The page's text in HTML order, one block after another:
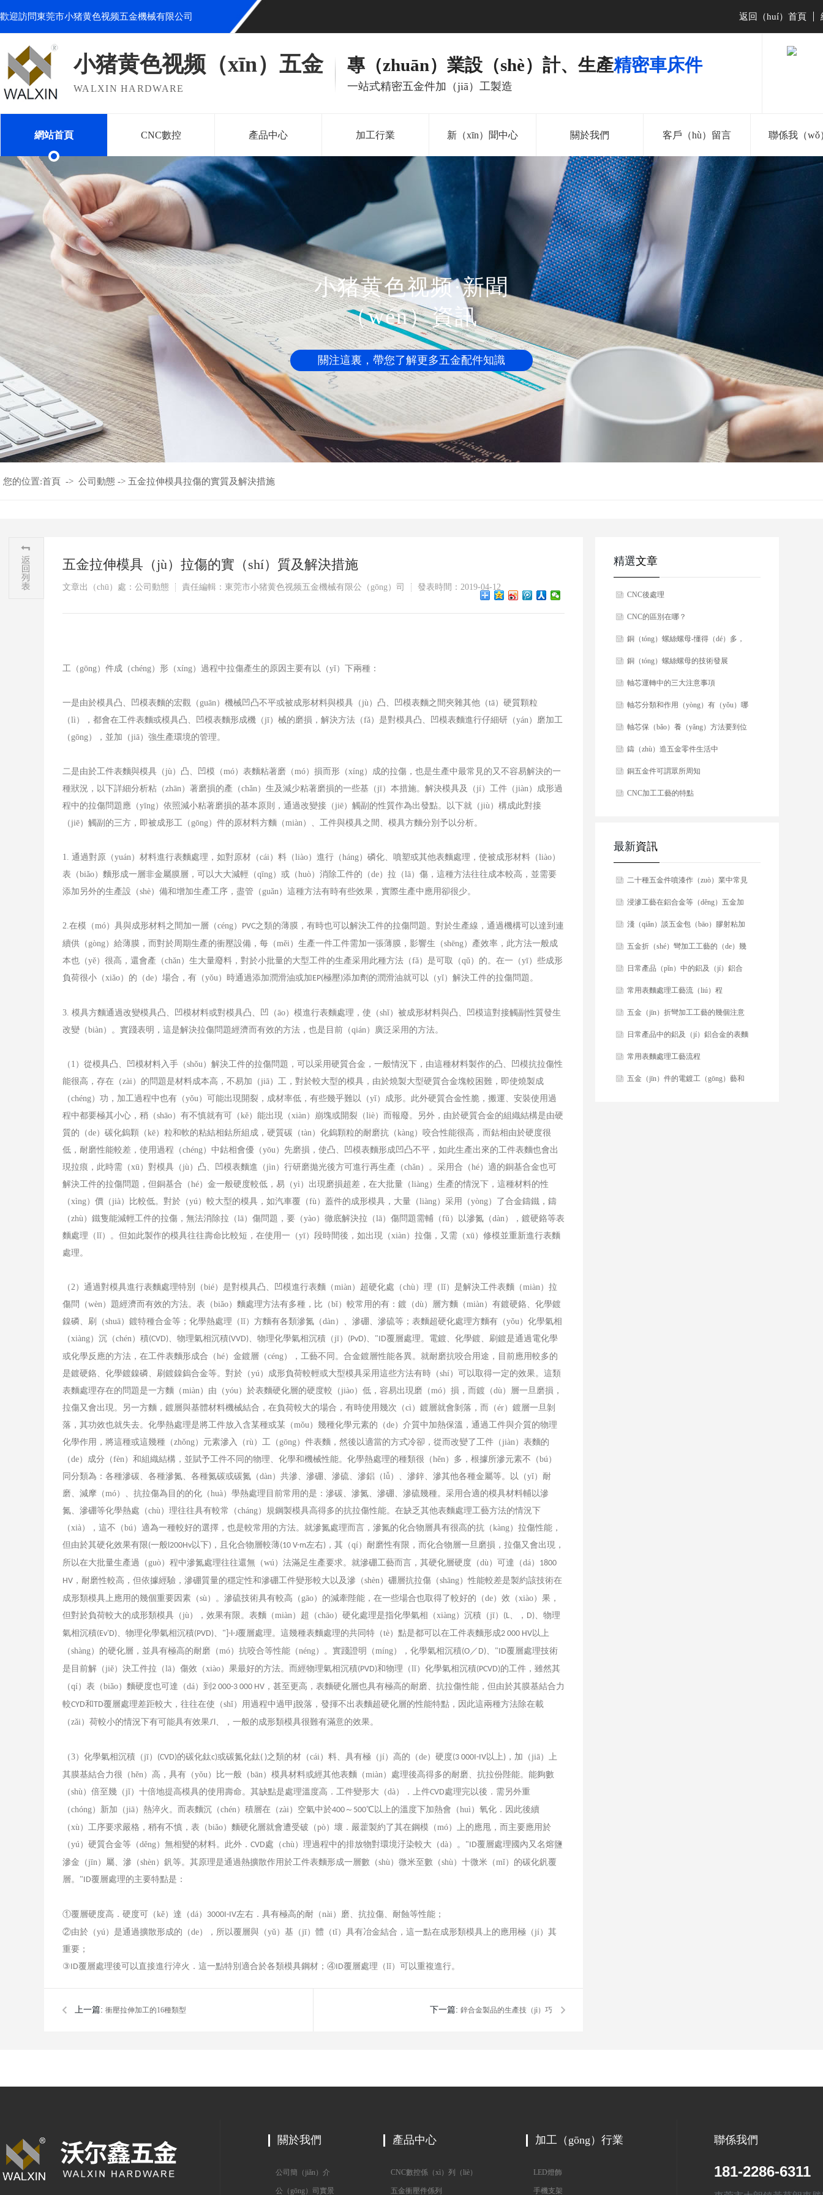
歡迎訪問東莞市小猪黄色视频五金機械有限公司 返回（huí）首頁
小猪黄色视频（xīn）五金
WALXIN HARDWARE
專（zhuān）業設（shè）計、生產精密車床件
一站式精密五金件加（jiā）工製造
181-
138-2527-
網站首頁 CNC數控 產品中心 加工行業 新（xīn）聞中心 關於我們 客戶（hù）留言 聯係我（wǒ
小猪黄色视频·新聞
（wén）資訊
關注這裏，帶您了解更多五金配件知識
您的位置:首頁 -> 公司動態 -> 五金拉伸模具拉傷的實質及解決措施
五金拉伸模具（jù）拉傷的實（shí）質及解決措施
文章出（chū）處：公司動態 責任編輯：東莞市小猪黄色视频五金機械有限公（gōng）司 發表時間：2019-04-12
工（gōng）件成（chéng）形（xíng）過程中拉傷產生的原因主要有以（yǐ）下兩種：
一是由於模具凸、凹模表麵的宏觀（guān）機械凹凸不平或被成形材料與模具（jù）凸、凹模表麵之間夾雜其他（tā）硬質顆粒
（lì），都會在工件表麵或模具凸、凹模表麵形成機（jī）械的磨損，解決方法（fǎ）是對模具凸、凹模表麵進行仔細研（yán）磨加工
（gōng），並加（jiā）強生產環境的管理。
二是由於工件表麵與模具（jù）凸、凹模（mó）表麵粘著磨（mó）損而形（xíng）成的拉傷，也是生產中最常見的又不容易解決的一
種狀況，以下詳細分析粘（zhān）著磨損的產（chǎn）生及減少粘著磨損的一些基（jī）本措施。解決模具及（jí）工件（jiàn）成形過
程中的拉傷問題應（yīng）依照減小粘著磨損的基本原則，通過改變接（jiē）觸副的性質作為出發點。以下就（jiù）構成此對接
（jiē）觸副的三方，即被成形工（gōng）件的原材料方麵（miàn）、工件與模具之間、模具方麵分別予以分析。
1. 通過對原（yuán）材料進行表麵處理，如對原材（cái）料（liào）進行（háng）磷化、噴塑或其他表麵處理，使被成形材料（liào）
表（biǎo）麵形成一層非金屬膜層，可以大大減輕（qīng）或（huò）消除工件的（de）拉（lā）傷，這種方法往往成本較高，並需要
添加另外的生產設（shè）備和增加生產工序，盡管（guǎn）這種方法有時有些效果，實際生產中應用卻很少。
2.在模（mó）具與成形材料之間加一層（céng） PVC之類的薄膜，有時也可以解決工件的拉傷問題。對於生產線，通過機構可以達到連
續供（gòng）給薄膜，而對於周期生產的衝壓設備，每（měi）生產一件工件需加一張薄膜，影響生（shēng）產效率，此方法一般成
本也（yě）很高，還會產（chǎn）生大量廢料，對於小批量的大型工件的生產采用此種方法（fǎ）是可取（qǔ）的。在一（yī）些成形
負荷很小（xiǎo）的（de）場合，有（yǒu）時通過添加潤滑油或加EP(極壓)添加劑的潤滑油就可以（yǐ）解決工件的拉傷問題。
3. 模具方麵通過改變模具凸、凹模材料或對模具凸、凹（āo）模進行表麵處理，使（shǐ）被成形材料與凸、凹模這對接觸副性質發生
改變（biàn）。實踐表明，這是解決拉傷問題經濟而有效的方法，也是目前（qián）廣泛采用的方法。
（ 1 ）從模具凸、凹模材料入手（shǒu）解決工件的拉傷問題，可以采用硬質合金，一般情況下，由這種材料製作的凸、凹模抗拉傷性
能很高，存在（zài）的問題是材料成本高，不易加（jiā）工，對於較大型的模具，由於燒製大型硬質合金塊較困難，即使燒製成
（chéng）功，加工過程中也有（yǒu）可能出現開裂，成材率低，有些幾乎難以（yǐ）成形。此外硬質合金性脆，搬運、安裝使用過
程中都要極其小心，稍（shāo）有不慎就有可（kě）能出現（xiàn）崩塊或開裂（liè）而報廢。另外，由於硬質合金的組織結構是由硬
質的（de）碳化鎢顆（kē）粒和軟的粘結相鈷所組成，硬質碳（tàn）化鎢顆粒的耐磨抗（kàng）咬合性能很高，而鈷相由於硬度很
低，耐磨性能較差，使用過程（chéng）中鈷相會優（yōu）先磨損，使凸、凹模表麵形成凹凸不平，如此生產出來的工件表麵也會出
現拉痕，此時需（xū）對模具（jù）凸、凹模表麵進（jìn）行研磨拋光後方可進行再生產（chǎn）。采用合（hé）適的銅基合金也可
解決工件的拉傷問題，但銅基合（hé）金一般硬度較低，易（yì）出現磨損超差，在大批量（liàng）生產的情況下，這種材料的性
（xìng）價（jià）比較低。對於（yú）較大型的模具，如汽車覆（fù）蓋件的成形模具，大量（liàng）采用（yòng）了合金鑄鐵，鑄
（zhù）鐵隻能減輕工件的拉傷，無法消除拉（lā）傷問題，要（yào）徹底解決拉（lā）傷問題需輔（fǔ）以滲氮（dàn），鍍硬鉻等表
麵處理（lǐ）。但如此製作的模具往往壽命比較短，在使用一（yī）段時間後，如出現（xiàn）拉傷，又需（xū）修模並重新進行表麵
處理。
（2）通過對模具進行表麵處理特別（bié）是對模具凸、凹模進行表麵（miàn）超硬化處（chù）理（lǐ）是解決工件表麵（miàn）拉
傷問（wèn）題經濟而有效的方法。表（biǎo）麵處理方法有多種，比（bǐ）較常用的有：鍍（dù）層方麵（miàn）有鍍硬鉻、化學鍍
鎳磷、刷（shuā）鍍特種合金等；化學熱處理（lǐ）方麵有各類滲氮（dàn）、滲硼、滲硫等；表麵超硬化處理方麵有（yǒu）化學氣相
（xiàng）沉（chén）積(CVD)、物理氣相沉積(VVD)、物理化學氣相沉積（jī） (PvD)、 "ID覆層處理。電鍍、化學鍍、刷鍍是通過電化學
或化學反應的方法，在工件表麵形成合（hé）金鍍層（céng），工藝不同。合金鍍層性能各異。就耐磨抗咬合用途，目前應用較多的
是鍍硬鉻、化學鍍鎳磷、刷鍍鎳鎢合金等。對於（yú）成形負荷較輕或大型模具采用這些方法有時（shí）可以取得一定的效果。這類
表麵處理存在的問題是一方麵（miàn）由（yóu）於表麵硬化層的硬度較（jiào）低，容易出現磨（mó）損，而鍍（dù）層一旦磨損，
拉傷又會出現。另一方麵，鍍層與基體材料機械結合，在負荷較大的場合，有時使用幾次（cì）鍍層就會剝落，而（ér）鍍層一旦剝
落，其功效也就失去。化學熱處理是將工件放入含某種或某（mǒu）幾種化學元素的（de）介質中加熱保溫，通過工件與介質的物理
化學作用，將這種或這幾種（zhǒng）元素滲入（rù）工（gōng）件表麵，然後以適當的方式冷卻，從而改變了工件（jiàn）表麵的
（de）成分（fèn）和組織結構，並賦予工件不同的物理、化學和機械性能。化學熱處理的種類很（hěn）多，根據所滲元素不（bú）
同分類為：各種滲碳、各種滲氮、各種氮碳或碳氮（dàn）共滲、滲硼、滲硫、滲鋁（lǚ）、滲鋅、滲其他各種金屬等。以（yǐ）耐
磨、減摩（mó）、抗拉傷為目的的化（huà）學熱處理目前常用的是：滲碳、滲氮、滲硼、滲硫幾種。采用合適的模具材料輔以滲
氮、滲硼等化學熱處（chù）理往往具有較常（cháng）規鋼製模具高得多的抗拉傷性能。在缺乏其他表麵處理工藝方法的情況下
（xià），這不（bú）適為一種較好的選擇，也是較常用的方法。就滲氮處理而言，滲氮的化合物層具有很高的抗（kàng）拉傷性能，
但由於其硬化效果有限(一般l200Hv以下) ，且化合物層較薄(10 V-m左右) ，其（qí）耐磨性有限，而化合物層一旦磨損，拉傷又會出現，
所以在大批量生產過（guò）程中滲氮處理往往還無（wú）法滿足生產要求。就滲硼工藝而言，其硬化層硬度（dù）可達（dá） 1800
HV ，耐磨性較高，但依據經驗，滲硼質量的穩定性和滲硼工件變形較大以及滲（shèn）硼層抗拉傷（shāng）性能較差是製約該技術在
成形類模具上應用的幾個重要因素（sù）。滲硫技術具有較高（gāo）的減牽陛能，在一些場合也取得了較好的（de）效（xiào）果，
但對於負荷較大的成形類模具（jù），效果有限。表麵（miàn）超（chāo）硬化處理是指化學氣相（xiàng）沉積（jī） (L、， D)、物理
氣相沉積(Ev'D)、物理化學氣相沉積(PVD)、 "]-l-J覆層處理。這幾種表麵處理的共同特（tè）點是都可以在工件表麵形成2 000 HV以上
（shàng）的硬化層，並具有極高的耐磨（mó）抗咬合等性能（néng）。實踐證明（míng），化學氣相沉積(O／ D)、 "ID覆層處理技術
是目前解（jiě）決工件拉（lā）傷效（xiào）果最好的方法。而經物理氣相沉積(PVD)和物理（lǐ）化學氣相沉積(PCVD)的工件，雖然其
（qí）表（biǎo）麵硬度也可達（dá）到 2 000-3 000 HV ，甚至更高，表麵硬化層也具有極高的耐磨、抗拉傷性能，但由於其膜基結合力
較CYD和TD覆層處理差距較大，往往在使（shǐ）用過程中過甲 j脫落，發揮不出表麵超硬化層的性能特點，因此這兩種方法除在載
（zǎi）荷較小的情況下有可能具有效果J'l、，一般的成形類模具很難有滿意的效果。
（3）化學氣相沉積（jī） (CVD)的碳化鈦c)或碳氮化鈦( )之類的材（cái）料、具有極（jí）高的（de）硬度(3 000I-IV以上) ，加（jiā）上
其膜基結合力很（hěn）高，具有（yǒu）比一般（bān）模具材料或經其他表麵（miàn）處理後高得多的耐磨、抗拉份陛能。能夠數
（shù）倍至幾（jǐ）十倍地提高模具的使用壽命。其缺點是處理溫度高．工件變形大（dà）．上件CVD處理完以後．需另外重
（chóng）新加（jiā）熱淬火。而表麵沉（chén）積層在（zài）空氣中於400 ～ 500℃以上的溫度下加熱會（huì）氧化．因此後續
（xù）工序要求嚴格，稍有不慎，表（biǎo）麵硬化層就會遭受破（pò）壞．嚴藿製約了其在鋼模（mó）上的應甩，而主要應用於
（yú）硬質合金等（děng）無相變的材料。此外． CVD處（chù）理過程中的排放物對環境汙染較大（dà）。 "ID覆層處理國內又名熔鹽
滲金（jīn）屬、滲（shèn）釩等。其原理是通過熱擴散作用於工件表麵形成一層數（shù）微米至數（shù）十微米（mǐ）的碳化釩覆
層。 "ID覆層處理的主要特點是：
①覆層硬度高．硬度可（kě）達（dá） 3000I-IV左右．具有極高的耐（nài）磨、抗拉傷、耐蝕等性能；
②由於（yú）是通過擴散形成的（de），所以覆層與（yǔ）基（jī）體（tǐ）具有冶金結合，這一點在成形類模具上的應用極（jí）其
重要；
③ID覆層處理後可以直接進行淬火．這一點特別適合於各類模具鋼材；④ID覆層處理（lǐ）可以重複進行。
上一篇: 衝壓拉伸加工的16種類型 下一篇: 鋅合金製品的生產技（jì）巧
精選文章
CNC後處理
CNC的區別在哪？
銅（tóng）螺絲螺母-懂得（dé）多，
好選擇！
銅（tóng）螺絲螺母的技術發展
軸芯運轉中的三大注意事項
軸芯分類和作用（yòng）有（yǒu）哪
些？
軸芯保（bǎo）養（yǎng）方法要到位
鑄（zhù）造五金零件生活中
（zhōng）不可缺少
銅五金件可謂眾所周知
CNC加工工藝的特點
最新資訊
​二十種五金件噴漆作（zuò）業中常見
（jiàn）的（de）缺（quē）陷及處理
方法！
​浸滲工藝在鋁合金等（děng）五金加
工中的應用（yòng）
​​淺（qiǎn）談五金包（bāo）膠射粘加
工工（gōng）藝
​五金折（shé）彎加工工藝的（de）幾
個注意事項
​日常產品（pǐn）中的鋁及（jí）鋁合
（hé）金的表麵加工工藝
​常用表麵處理工藝流（liú）程
​五金（jīn）折彎加工工藝的幾個注意
事項
​​日常產品中的鋁及（jí）鋁合金的表麵
（miàn）加工工藝
​​常用表麵處理工藝流程
​五金（jīn）件的電鍍工（gōng）藝和
關於我們
公司簡（jiǎn）介
公（gōng）司實景
產品中心
CNC數控係（xì）列（liè）
五金衝壓件係列
加工（gōng）行業
LED燈飾
手機支架
聯係我們
181-2286-6311